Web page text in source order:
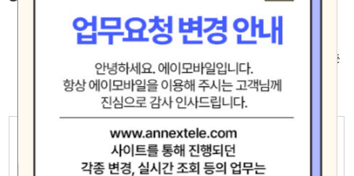
창의적 도전, 실패에 안주하지 않고 성공을 확신하는 자세로 최고에 도
전합니다.
고객중심, 고객의 입장에서 생각하고 배려하며 진심으로 소통합니다.
책임과 헌신, 신뢰 존중 배려가 깃든 마음으로 직원 제휴사 고객등 모든
인연을 소중히 여기며 공정하고 바르게 행동합니다.
모험(Adventure)
우리는 자유롭고 창의적인 상상력으로
새로운 가치창조에 끊임없이 도전하고모험